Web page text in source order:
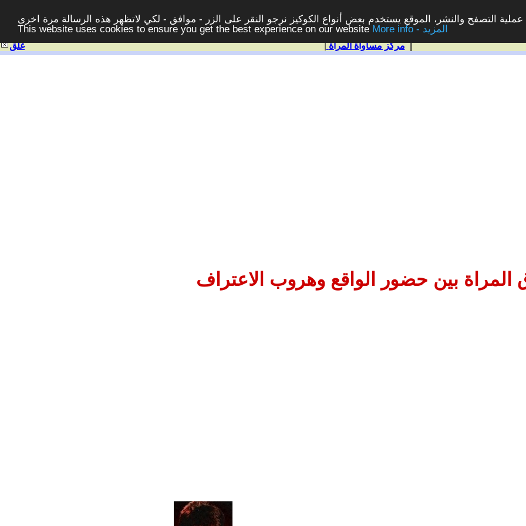
التصفح والنشر، الموقع يستخدم بعض أنواع الكوكيز نرجو النقر على الزر - موافق - لكي لاتظهر هذه الرسالة مرة اخرى -
This website uses cookies to ensure you get the best experience on our website
More info - المزيد
غلق | مركز مساواة المرأة|
المراة بين حضور الواقع وهروب الاعتراف